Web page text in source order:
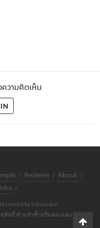
ความคิดเห็น
/ Redeem / About /
Jobs /
by Minimore
สิทธิ์ ห้ามทำซ้ำหรือดัดแปลง